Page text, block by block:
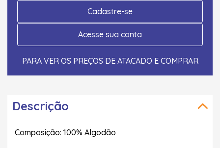
Cadastre-se
Acesse sua conta
PARA VER OS PREÇOS DE ATACADO E COMPRAR
Descrição
Composição: 100% Algodão